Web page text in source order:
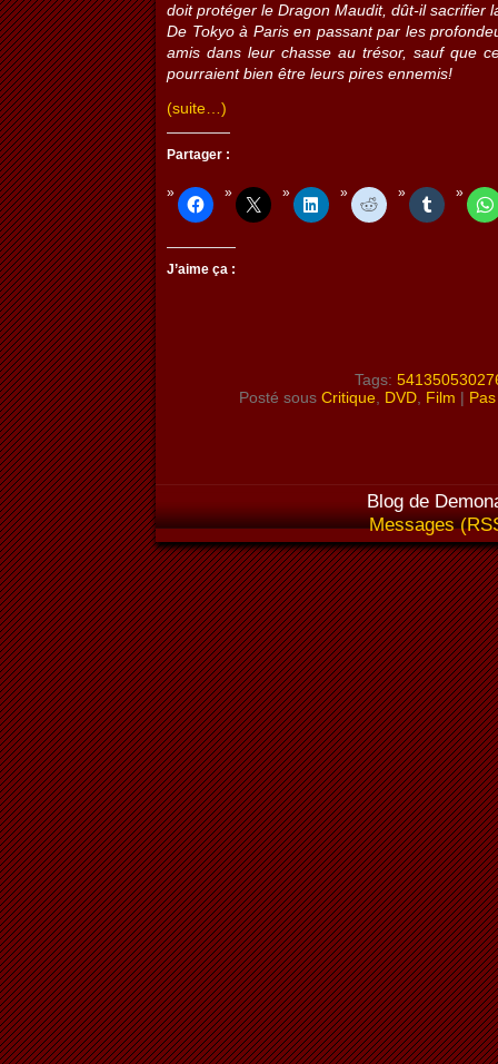
doit protéger le Dragon Maudit, dût-il sacrifier
De Tokyo à Paris en passant par les
amis dans leur chasse au trésor, sauf que
pourraient bien être leurs pires ennemis!
(suite…)
Partager :
J’aime ça :
Tags:
Posté sous Critique DVD Film |
Blog de
Messages